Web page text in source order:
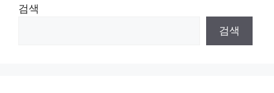
검색
검색